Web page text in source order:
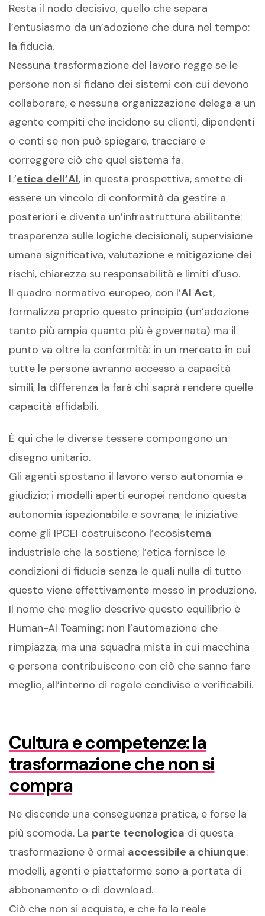
Resta il nodo decisivo, quello che separa
l’entusiasmo da un’adozione che dura nel tempo:
la fiducia.
Nessuna trasformazione del lavoro regge se le
persone non si fidano dei sistemi con cui devono
collaborare, e nessuna organizzazione delega a un
agente compiti che incidono su clienti, dipendenti
o conti se non può spiegare, tracciare e
correggere ciò che quel sistema fa.
L’etica dell’AI, in questa prospettiva, smette di
essere un vincolo di conformità da gestire a
posteriori e diventa un’infrastruttura abilitante:
trasparenza sulle logiche decisionali, supervisione
umana significativa, valutazione e mitigazione dei
rischi, chiarezza su responsabilità e limiti d’uso.
Il quadro normativo europeo, con l’AI Act,
formalizza proprio questo principio (un’adozione
tanto più ampia quanto più è governata) ma il
punto va oltre la conformità: in un mercato in cui
tutte le persone avranno accesso a capacità
simili, la differenza la farà chi saprà rendere quelle
capacità affidabili.
È qui che le diverse tessere compongono un
disegno unitario.
Gli agenti spostano il lavoro verso autonomia e
giudizio; i modelli aperti europei rendono questa
autonomia ispezionabile e sovrana; le iniziative
come gli IPCEI costruiscono l’ecosistema
industriale che la sostiene; l’etica fornisce le
condizioni di fiducia senza le quali nulla di tutto
questo viene effettivamente messo in produzione.
Il nome che meglio descrive questo equilibrio è
Human-AI Teaming: non l’automazione che
rimpiazza, ma una squadra mista in cui macchina
e persona contribuiscono con ciò che sanno fare
meglio, all’interno di regole condivise e verificabili.
Cultura e competenze: la
trasformazione che non si
compra
Ne discende una conseguenza pratica, e forse la
più scomoda. La parte tecnologica di questa
trasformazione è ormai accessibile a chiunque:
modelli, agenti e piattaforme sono a portata di
abbonamento o di download.
Ciò che non si acquista, e che fa la reale